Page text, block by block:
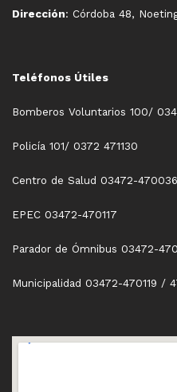
Dirección: Córdoba 48,
Teléfonos Útiles
Bomberos Voluntarios 100/
Policía 101/ 0372 471130
Centro de Salud 03472-470036
EPEC 03472-470117
Parador de Ómnibus 03472-
Municipalidad 03472-470119 /